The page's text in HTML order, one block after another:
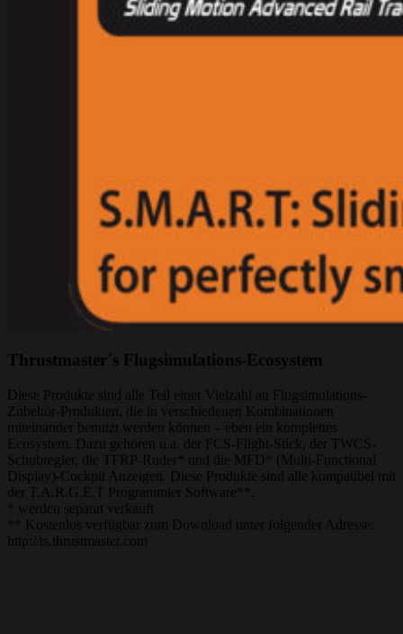
Thrustmaster´s Flugsimulations-Ecosystem
Diese Produkte sind alle Teil einer Vielzahl an Flugsimulations-
Zubehör-Produkten, die in verschiedenen Kombinationen
miteinander benutzt werden können – eben ein komplettes
Ecosystem. Dazu gehören u.a. der FCS-Flight-Stick, der TWCS-
Schubregler, die TFRP-Ruder* und die MFD* (Multi-Functional
Display)-Cockpit Anzeigen. Diese Produkte sind alle kompatibel mit
der T.A.R.G.E.T Programmier Software**.
* werden separat verkauft
** Kostenlos verfügbar zum Download unter folgender Adresse:
http://ts.thrustmaster.com